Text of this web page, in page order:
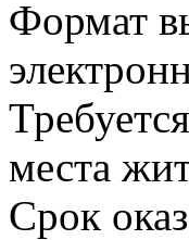
Формат
места
Срок